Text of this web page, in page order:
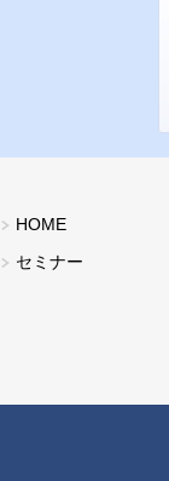
HOME
セミナー